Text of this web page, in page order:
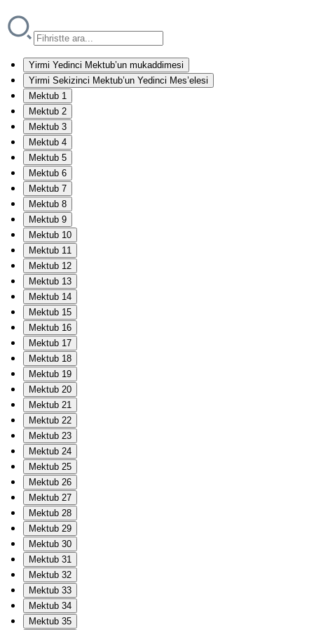
Yirmi Yedinci Mektub’un mukaddimesi
Yirmi Sekizinci Mektub’un Yedinci Mes’elesi
Mektub 1
Mektub 2
Mektub 3
Mektub 4
Mektub 5
Mektub 6
Mektub 7
Mektub 8
Mektub 9
Mektub 10
Mektub 11
Mektub 12
Mektub 13
Mektub 14
Mektub 15
Mektub 16
Mektub 17
Mektub 18
Mektub 19
Mektub 20
Mektub 21
Mektub 22
Mektub 23
Mektub 24
Mektub 25
Mektub 26
Mektub 27
Mektub 28
Mektub 29
Mektub 30
Mektub 31
Mektub 32
Mektub 33
Mektub 34
Mektub 35